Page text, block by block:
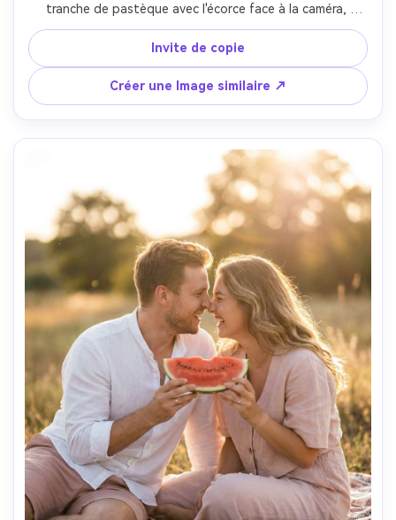
tranche de pastèque avec l'écorce face à la caméra,
portant un haut en soie menthe, lumière de la fenêtre du
côté, fond bokeh crémeux, tiré sur Canon R6 85mm f/1.4,
encadrement de gros plan sur le visage et les mains,
réflexions réalistes des ongles, pores naturels,
esthétique moderne propre-AR 4:5
Invite de copie
Créer une Image similaire ↗